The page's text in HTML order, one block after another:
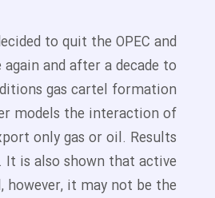
to quit the OPEC and
and after a decade to
gas cartel formation
models the interaction of
only gas or oil. Results
is also shown that active
however, it may not be the